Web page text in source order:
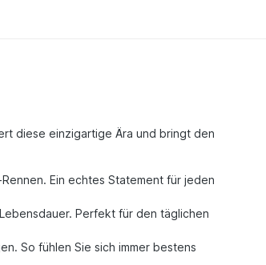
diese einzigartige Ära und bringt den
Ein echtes Statement für jeden
Perfekt für den täglichen
So fühlen Sie sich immer bestens